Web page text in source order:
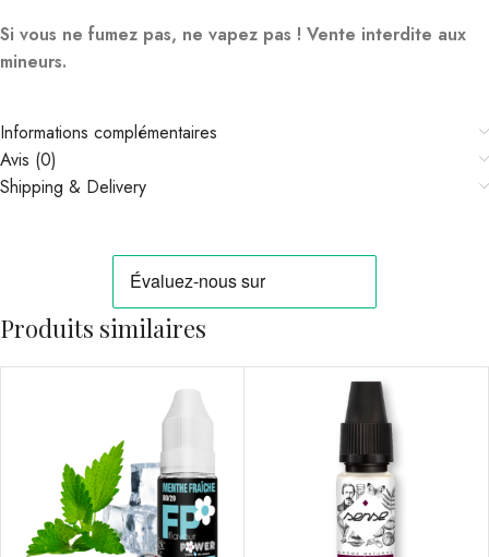
Si vous ne fumez pas, ne vapez pas ! Vente interdite aux
mineurs.
Informations complémentaires
Avis (0)
Shipping & Delivery
Produits similaires